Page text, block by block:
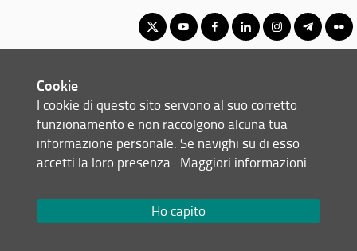
© Copyright 2012-2026 Università degli Studi di Firenze UNIFI
P.IVA/Cod.Fis 01279680480
Via Laura, 48 - 50121 Firenze (FI)
Email:scuola(AT)st-umaform.unifi.it
Cookie
I cookie di questo sito servono al suo corretto
funzionamento e non raccolgono alcuna tua
informazione personale. Se navighi su di esso
accetti la loro presenza. Maggiori informazioni
Ho capito